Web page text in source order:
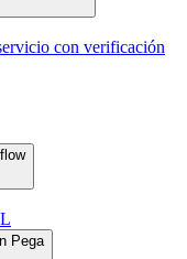
con verificación
Pega